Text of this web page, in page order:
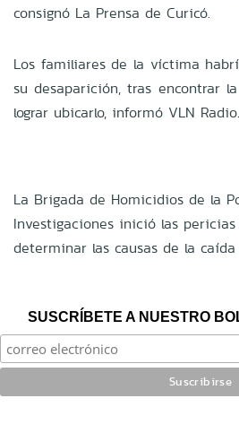
consignó La Prensa de Curicó.
Los familiares de la víctima
su desaparición, tras encontrar
lograr ubicarlo, informó VLN Radio.
La Brigada de Homicidios de la
Investigaciones inició las
determinar las causas de la
SUSCRÍBETE A NUESTRO